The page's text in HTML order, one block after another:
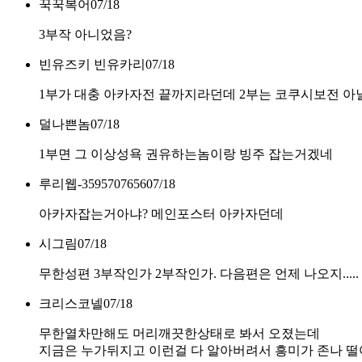
꾹꾹복어07/18
3부작 아니었음?
빈유즈키 빈유카리 07/18
1부가 대충 아카자전 끝까지라던데 2부는 코쿠시보전 아
덜나쁜놈07/18
1부면 그 이상성욕 권유하는놈이랑 빙주 잡는거겠네
루리웹-359570765607/18
아카자잡는거아냐? 메인포스터 아카자던데
시그림07/18
무한성편 3부작인가 2부작인가. 다음편은 언제 나오지.....
크리스코넬07/18
무한열차만해도 머리깨끗한상태로 봐서 오졌는데
지금은 누가뒤지고 이런걸 다 알아버려서 흥미가 존나 떨